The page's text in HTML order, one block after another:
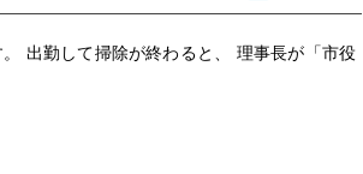
出勤して掃除が終わると、 理事長が「市役